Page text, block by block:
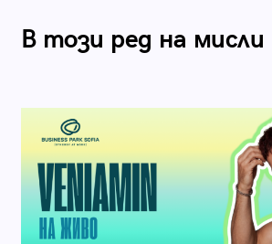
В този ред на мисли